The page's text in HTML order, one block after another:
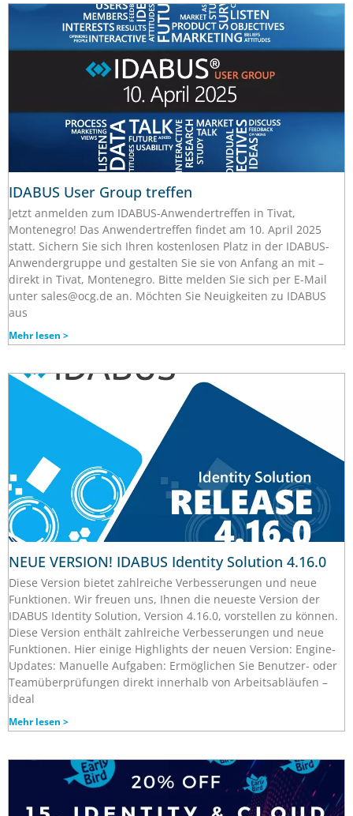
IDABUS User Group treffen
Jetzt anmelden zum IDABUS-Anwendertreffen in Tivat,
Montenegro! Das Anwendertreffen findet am 10. April 2025
statt. Sichern Sie sich Ihren kostenlosen Platz in der IDABUS-
Anwendergruppe und gestalten Sie sie von Anfang an mit –
direkt in Tivat, Montenegro. Bitte melden Sie sich per E-Mail
unter sales@ocg.de an. Möchten Sie Neuigkeiten zu IDABUS
aus
Mehr lesen >
NEUE VERSION! IDABUS Identity Solution 4.16.0
Diese Version bietet zahlreiche Verbesserungen und neue
Funktionen. Wir freuen uns, Ihnen die neueste Version der
IDABUS Identity Solution, Version 4.16.0, vorstellen zu können.
Diese Version enthält zahlreiche Verbesserungen und neue
Funktionen. Hier einige Highlights der neuen Version: Engine-
Updates: Manuelle Aufgaben: Ermöglichen Sie Benutzer- oder
Teamüberprüfungen direkt innerhalb von Arbeitsabläufen –
ideal
Mehr lesen >